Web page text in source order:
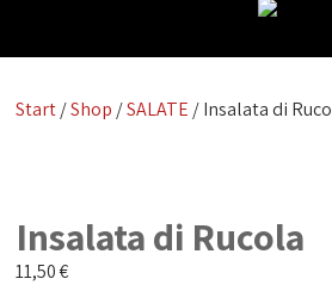
Start/Shop /SALATE / Insalata di
Insalata di Rucola
11,50€